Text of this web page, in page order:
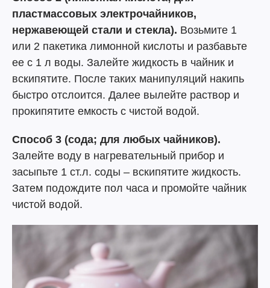
пластмассовых электрочайников,
нержавеющей стали и стекла). Возьмите 1
или 2 пакетика лимонной кислоты и разбавьте
ее с 1 л воды. Залейте жидкость в чайник и
вскипятите. После таких манипуляций накипь
быстро отслоится. Далее вылейте раствор и
прокипятите емкость с чистой водой.
Способ 3 (сода; для любых чайников).
Залейте воду в нагревательный прибор и
засыпьте 1 ст.л. соды – вскипятите жидкость.
Затем подождите пол часа и промойте чайник
чистой водой.